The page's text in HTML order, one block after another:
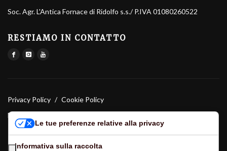
Soc. Agr. L'Antica Fornace di Ridolfo s.s./ P.IVA 01080260522
RESTIAMO IN CONTATTO
Privacy Policy / Cookie Policy
E-commerce e marketing:
Le tue preferenze relative alla privacy
Informativa sulla raccolta